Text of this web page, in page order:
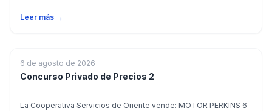
Leer más →
6 de agosto de 2026
Concurso Privado de Precios 2
La Cooperativa Servicios de Oriente vende: MOTOR PERKINS 6